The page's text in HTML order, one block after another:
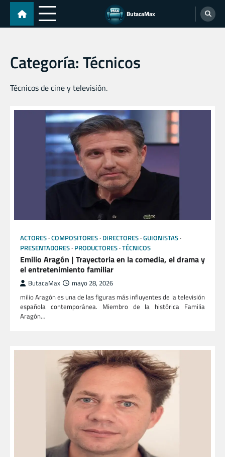
Skip
content
ButacaMax
Categoría:Técnicos
Técnicos de cine y televisión.
ACTORES COMPOSITORES DIRECTORES GUIONISTAS
PRESENTADORES PRODUCTORES TÉCNICOS
Emilio Aragón | Trayectoria en la comedia, el drama y
el entretenimiento familiar
ButacaMax mayo 28, 2026
milio Aragón es una de las figuras más influyentes de la televisión
española contemporánea. Miembro de la histórica Familia
Aragón…